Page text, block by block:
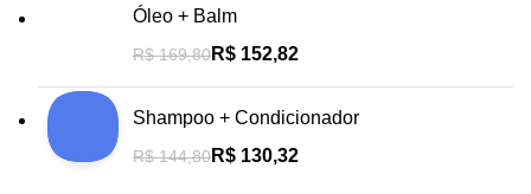
Óleo + Balm
R$169,80R$ 152,82
Shampoo + Condicionador
R$144,80R$ 130,32